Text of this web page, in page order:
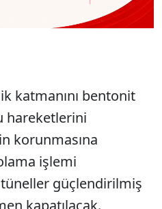
katmanını bentonit
hareketlerini
korunmasına
işlemi
güçlendirilmiş